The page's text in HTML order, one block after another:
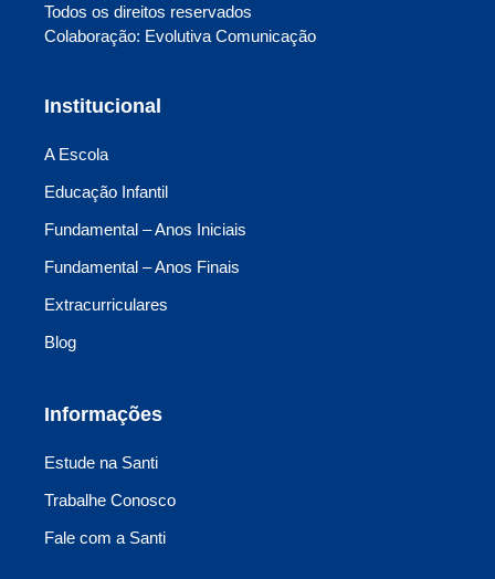
Todos os direitos reservados
Colaboração: Evolutiva Comunicação
Institucional
A Escola
Educação Infantil
Fundamental – Anos Iniciais
Fundamental – Anos Finais
Extracurriculares
Blog
Informações
Estude na Santi
Trabalhe Conosco
Fale com a Santi